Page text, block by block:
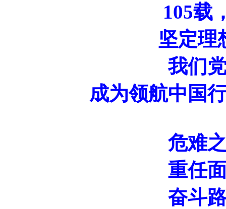
105载
坚定理
我们
成为领航中国
危难
重任
奋斗